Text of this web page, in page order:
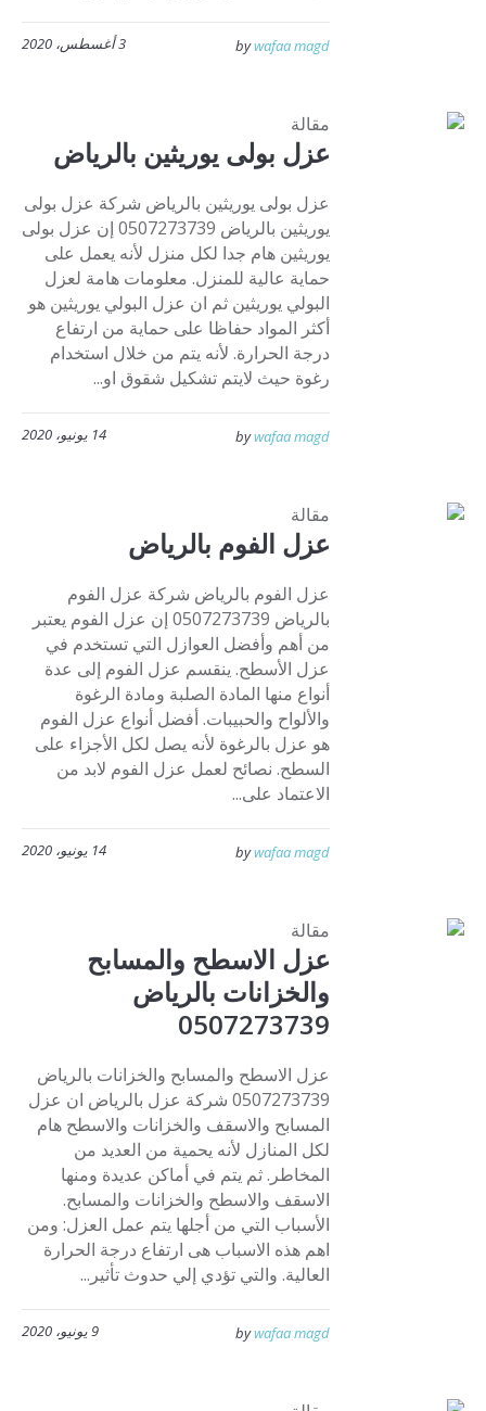
3 أغسطس، 2020 bywafaa magd
مقالة
عزل بولى يوريثين بالرياض
عزل بولى يوريثين بالرياض شركة عزل بولى
يوريثين بالرياض 0507273739 إن عزل بولى
يوريثين هام جدا لكل منزل لأنه يعمل على
حماية عالية للمنزل. معلومات هامة لعزل
البولي يوريثين ثم ان عزل البولي يوريثين هو
أكثر المواد حفاظا على حماية من ارتفاع
درجة الحرارة. لأنه يتم من خلال استخدام
رغوة حيث لايتم تشكيل شقوق او...
14 يونيو، 2020 bywafaa magd
مقالة
عزل الفوم بالرياض
عزل الفوم بالرياض شركة عزل الفوم
بالرياض 0507273739 إن عزل الفوم يعتبر
من أهم وأفضل العوازل التي تستخدم في
عزل الأسطح. ينقسم عزل الفوم إلى عدة
أنواع منها المادة الصلبة ومادة الرغوة
والألواح والحبيبات. أفضل أنواع عزل الفوم
هو عزل بالرغوة لأنه يصل لكل الأجزاء على
السطح. نصائح لعمل عزل الفوم لابد من
الاعتماد على...
14 يونيو، 2020 bywafaa magd
مقالة
عزل الاسطح والمسابح
والخزانات بالرياض
0507273739
عزل الاسطح والمسابح والخزانات بالرياض
0507273739 شركة عزل بالرياض ان عزل
المسابح والاسقف والخزانات والاسطح هام
لكل المنازل لأنه يحمية من العديد من
المخاطر. ثم يتم في أماكن عديدة ومنها
الاسقف والاسطح والخزانات والمسابح.
الأسباب التي من أجلها يتم عمل العزل: ومن
اهم هذه الاسباب هى ارتفاع درجة الحرارة
العالية. والتي تؤدي إلي حدوث تأثير...
9 يونيو، 2020 bywafaa magd